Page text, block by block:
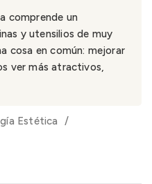
comprende un
y utensilios de muy
cosa en común: mejorar
ver más atractivos,
Estética